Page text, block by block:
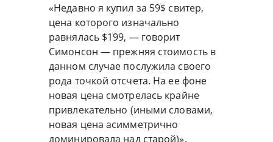
«Недавно я купил за 59$ свитер,
цена которого изначально
равнялась $199, — говорит
Симонсон — прежняя стоимость в
данном случае послужила своего
рода точкой отсчета. На ее фоне
новая цена смотрелась крайне
привлекательно (иными словами,
новая цена асимметрично
доминировала над старой)».